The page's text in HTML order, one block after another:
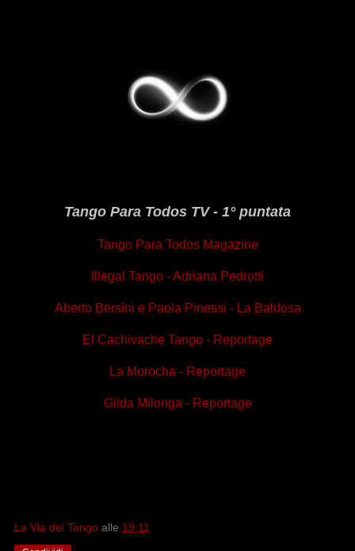
Tango Para Todos TV - 1° puntata
Tango Para Todos Magazine
Illegal Tango - Adriana Pedrotti
Aberto Bersini e Paola Pinessi - La Baldosa
El Cachivache Tango - Reportage
La Morocha - Reportage
Gilda Milonga - Reportage
La Via del Tango alle 19:11